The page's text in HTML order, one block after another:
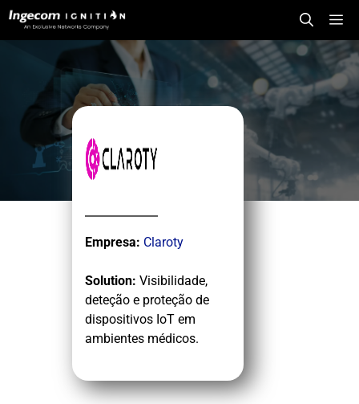
Saltar
para
Empresa: Claroty
Solution: Visibilidade,
deteção e proteção de
dispositivos IoT em
ambientes médicos.